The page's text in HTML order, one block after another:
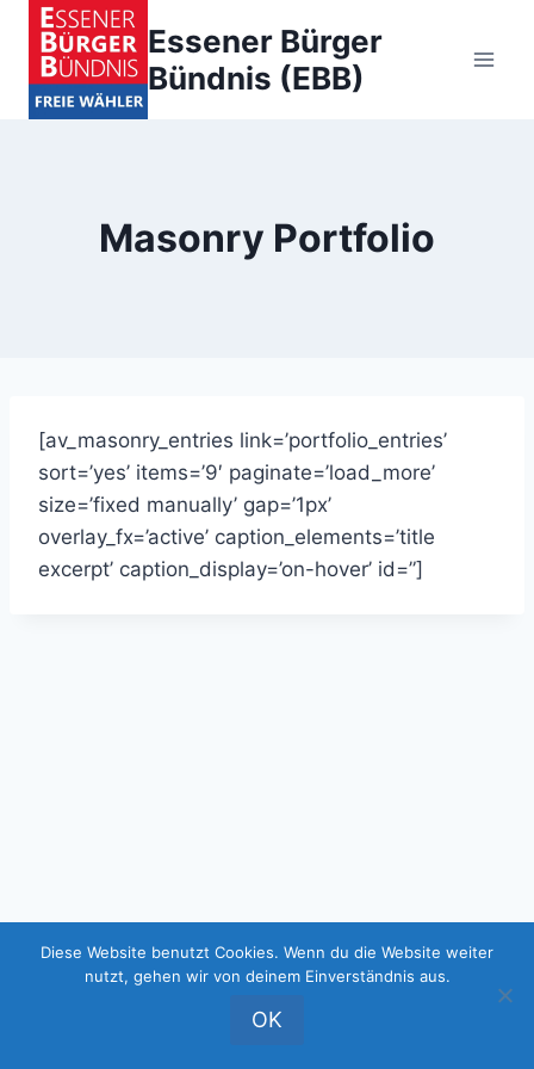
Zum
Inhalt
springen
Essener Bürger
Bündnis (EBB)
Masonry Portfolio
[av_masonry_entries link=’portfolio_entries’
sort=’yes’ items=’9′ paginate=’load_more’
size=’fixed manually’ gap=’1px’
overlay_fx=’active’ caption_elements=’title
excerpt’ caption_display=’on-hover’ id=”]
© 2026 Essener Bürger Bündnis (EBB) -
Diese Website benutzt Cookies. Wenn du die Website weiter
nutzt, gehen wir von deinem Einverständnis aus.
OK